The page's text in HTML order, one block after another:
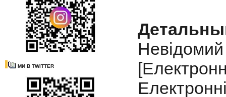
МИ В TWITTER